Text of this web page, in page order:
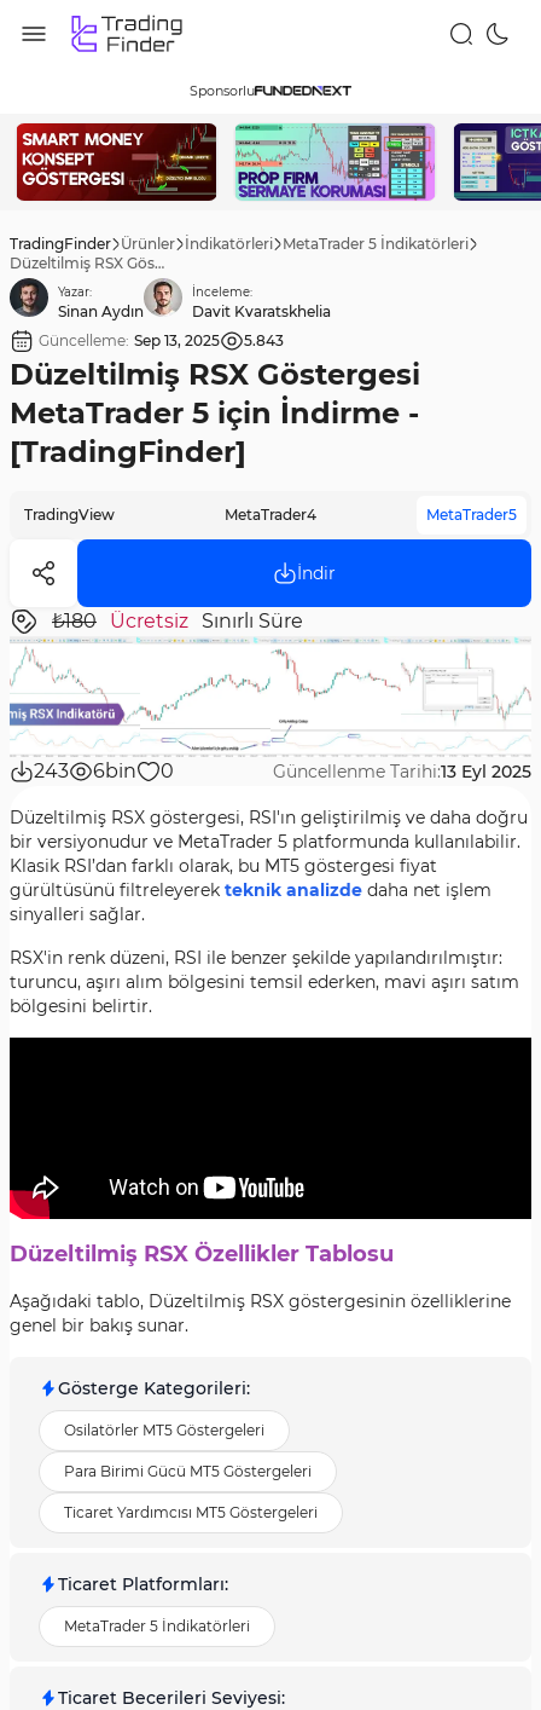
Sponsorlu
TradingFinder Ürünler İndikatörleri MetaTrader 5 İndikatörleri
Düzeltilmiş RSX Göstergesi MetaTrader 5 için İndirme - [TradingFinder]
Yazar:
Sinan Aydın
İnceleme:
Davit Kvaratskhelia
Güncelleme: Sep 13, 2025 5.843
Düzeltilmiş RSX Göstergesi
MetaTrader 5 için İndirme -
[TradingFinder]
TradingView MetaTrader4 MetaTrader5
İndir
₺180 Ücretsiz Sınırlı Süre
243 6bin 0 Güncellenme Tarihi:13 Eyl 2025
Düzeltilmiş RSX göstergesi, RSI'ın geliştirilmiş ve daha doğru
bir versiyonudur ve MetaTrader 5 platformunda kullanılabilir.
Klasik RSI’dan farklı olarak, bu MT5 göstergesi fiyat
gürültüsünü filtreleyerek teknik analizde daha net işlem
sinyalleri sağlar.
RSX'in renk düzeni, RSI ile benzer şekilde yapılandırılmıştır:
turuncu, aşırı alım bölgesini temsil ederken, mavi aşırı satım
bölgesini belirtir.
Düzeltilmiş RSX Özellikler Tablosu
Aşağıdaki tablo, Düzeltilmiş RSX göstergesinin özelliklerine
genel bir bakış sunar.
Gösterge Kategorileri:
Osilatörler MT5 Göstergeleri
Para Birimi Gücü MT5 Göstergeleri
Ticaret Yardımcısı MT5 Göstergeleri
Ticaret Platformları:
MetaTrader 5 İndikatörleri
Ticaret Becerileri Seviyesi: